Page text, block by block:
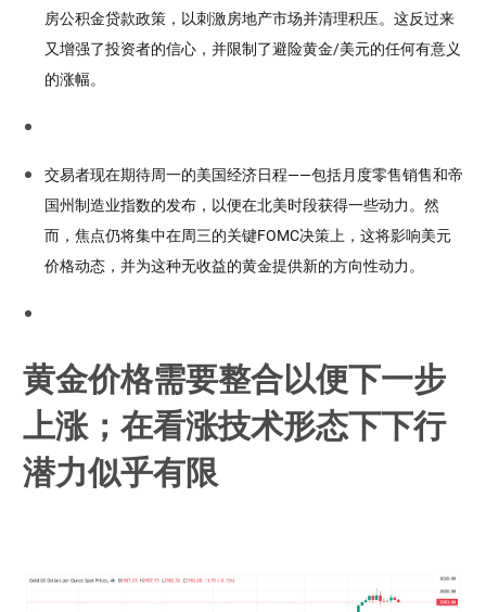
房公积金贷款政策，以刺激房地产市场并清理积压。这反过来
又增强了投资者的信心，并限制了避险黄金/美元的任何有意义
的涨幅。
交易者现在期待周一的美国经济日程——包括月度零售销售和帝
国州制造业指数的发布，以便在北美时段获得一些动力。然
而，焦点仍将集中在周三的关键FOMC决策上，这将影响美元
价格动态，并为这种无收益的黄金提供新的方向性动力。
黄金价格需要整合以便下一步
上涨；在看涨技术形态下下行
潜力似乎有限